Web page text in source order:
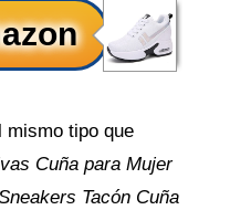
mismo tipo que
Cuña para Mujer
Tacón Cuña